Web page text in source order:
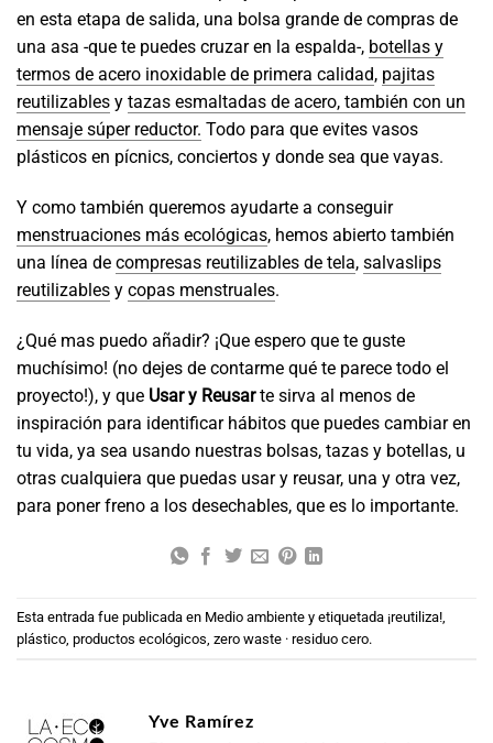
en esta etapa de salida, una bolsa grande de compras de
una asa -que te puedes cruzar en la espalda-, botellas y
termos de acero inoxidable de primera calidad, pajitas
reutilizables y tazas esmaltadas de acero, también con un
mensaje súper reductor. Todo para que evites vasos
plásticos en pícnics, conciertos y donde sea que vayas.
Y como también queremos ayudarte a conseguir
menstruaciones más ecológicas, hemos abierto también
una línea de compresas reutilizables de tela, salvaslips
reutilizables y copas menstruales.
¿Qué mas puedo añadir? ¡Que espero que te guste
muchísimo! (no dejes de contarme qué te parece todo el
proyecto!), y que Usar y Reusarte sirva al menos de
inspiración para identificar hábitos que puedes cambiar en
tu vida, ya sea usando nuestras bolsas, tazas y botellas, u
otras cualquiera que puedas usar y reusar, una y otra vez,
para poner freno a los desechables, que es lo importante.
Esta entrada fue publicada en Medio ambiente y etiquetada ¡reutiliza!
plástico productos ecológicos zero waste · residuo cero.
Yve Ramírez